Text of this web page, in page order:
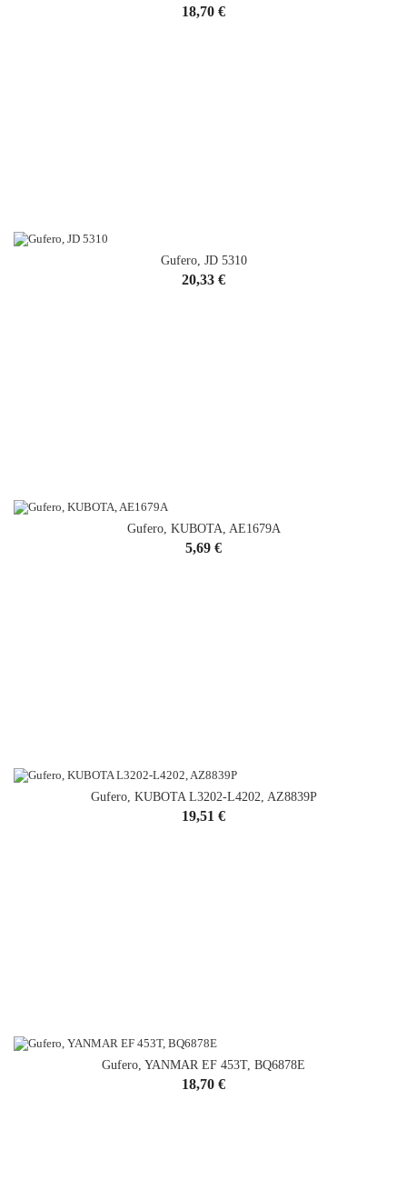
Cena
18,70 €
Gufero, JD 5310
Cena
20,33 €
Gufero, KUBOTA, AE1679A
Cena
5,69 €
Gufero, KUBOTA L3202-L4202, AZ8839P
Cena
19,51 €
Gufero, YANMAR EF 453T, BQ6878E
Cena
18,70 €